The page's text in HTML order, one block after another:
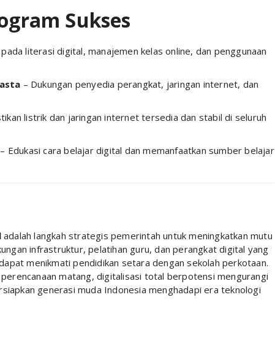
Sukses
pada literasi digital, manajemen kelas online, dan penggunaan
– Dukungan penyedia perangkat, jaringan internet, dan
listrik dan jaringan internet tersedia dan stabil di seluruh
– Edukasi cara belajar digital dan memanfaatkan sumber belajar
adalah langkah strategis pemerintah untuk meningkatkan mutu
infrastruktur, pelatihan guru, dan perangkat digital yang
menikmati pendidikan setara dengan sekolah perkotaan.
matang, digitalisasi total berpotensi mengurangi
generasi muda Indonesia menghadapi era teknologi